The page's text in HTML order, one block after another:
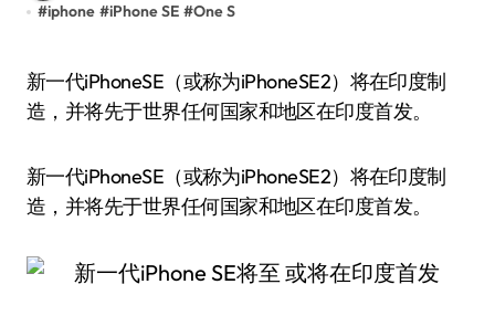
#iphone #iPhone SE #One S
新一代iPhoneSE（或称为iPhoneSE2）将在印度制
造，并将先于世界任何国家和地区在印度首发。
新一代iPhoneSE（或称为iPhoneSE2）将在印度制
造，并将先于世界任何国家和地区在印度首发。